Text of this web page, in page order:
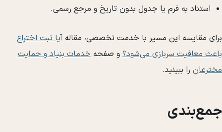
استناد به فرم یا جدول بدون تاریخ و مرجع رسمی.
برای مقایسه این مسیر با خدمت تخصصی، مقاله آیا ثبت اختراع
باعث معافیت سربازی می‌شود؟ و صفحه خدمات بنیاد و حمایت
مخترعان را ببینید.
جمع‌بندی